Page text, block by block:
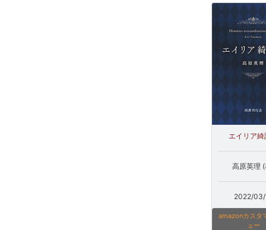
エイリア綺
高原英理 (
2022/03/
amazonカスタ
ュー